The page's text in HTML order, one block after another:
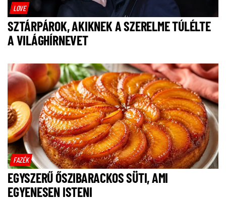
LOVE
SZTÁRPÁROK, AKIKNEK A SZERELME TÚLÉLTE
A VILÁGHÍRNEVET
FAZÉK
EGYSZERŰ ŐSZIBARACKOS SÜTI, AMI
EGYENESEN ISTENI